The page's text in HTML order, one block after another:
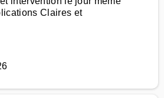
Claires et